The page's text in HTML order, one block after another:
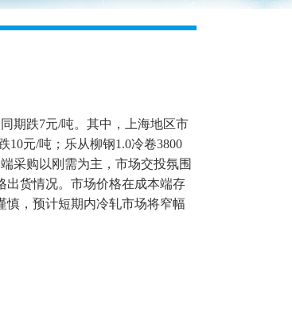
期跌7元/吨。其中，上海地区市
10元/吨；乐从柳钢1.0冷卷3800
采购以刚需为主，市场交投氛围
出货情况。市场价格在成本端存
慎，预计短期内冷轧市场将窄幅